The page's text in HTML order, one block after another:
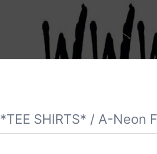
*TEE SHIRTS* / A-Neon